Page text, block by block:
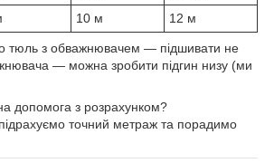
10 м 12 м
тюль з обважнювачем — підшивати не
— можна зробити підгин низу (ми
допомога з розрахунком?
точний метраж та порадимо